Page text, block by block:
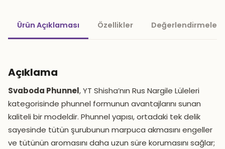
Ürün Açıklaması Özellikler Değerlendirmeler
Açıklama
Svaboda Phunnel, YT Shisha’nın Rus Nargile Lüleleri
kategorisinde phunnel formunun avantajlarını sunan
kaliteli bir modeldir. Phunnel yapısı, ortadaki tek delik
sayesinde tütün şurubunun marpuca akmasını engeller
ve tütünün aromasını daha uzun süre korumasını sağlar;